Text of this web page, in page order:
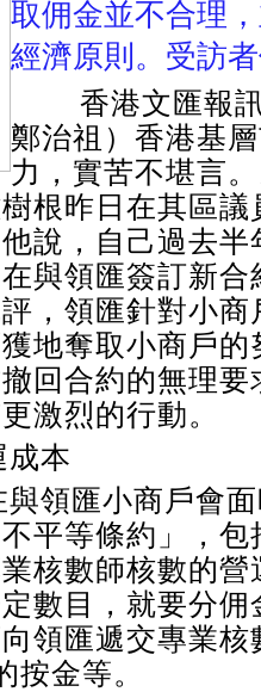
取佣金並不合理
經濟原則。受訪
香港文匯報
鄭治祖）香港基
力，實苦不堪言
根昨日在其區
說，自己過去
與領匯簽訂新
，領匯針對小
地奪取小商戶
回合約的無理
激烈的行動。
成本
領匯小商戶會
平等條約」，
核數師核數的
數目，就要分
領匯遞交專業
按金等。